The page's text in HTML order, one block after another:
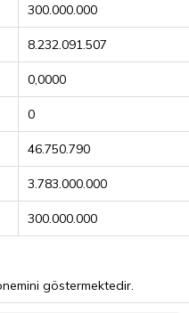
300.000.000
8.232.091.507
0,0000
0
46.750.790
3.783.000.000
300.000.000
göstermektedir.